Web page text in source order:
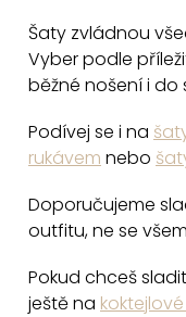
Šaty zvládnou
Vyber podle
běžné nošení i do
Podívej se i na
rukávem nebo
Doporučujeme
outfitu, ne se
Pokud chceš
ještě na